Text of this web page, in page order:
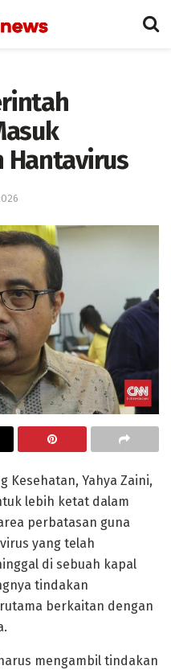
Hantavirus
Kesehatan, Yahya Zaini,
lebih ketat dalam
perbatasan guna
yang telah
di sebuah kapal
tindakan
berkaitan dengan
mengambil tindakan